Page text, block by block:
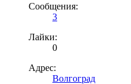
Сообщения:
3
Лайки:
0
Адрес:
Волгоград